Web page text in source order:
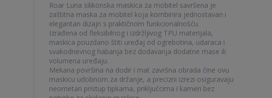
Roar Luna silikonska maskica za mobitel savršena je
zaštitna maska za mobitel koja kombinira jednostavan i
elegantan dizajn s praktičnom funkcionalnošću.
Izrađena od fleksibilnog i izdržljivog TPU materijala,
maskica pouzdano štiti uređaj od ogrebotina, udaraca i
svakodnevnog habanja bez dodavanja dodatne mase ili
volumena uređaju.
Mekana površina na dodir i mat završna obrada čine ovu
maskicu udobnom za držanje, a precizni izrezi osiguravaju
neometan pristup tipkama, priključcima i kameri bez